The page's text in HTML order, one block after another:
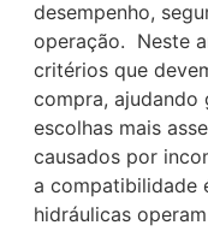
desempenho,
operação. Neste
critérios que
compra, ajudando
escolhas mais
causados por
a compatibilidade
hidráulicas